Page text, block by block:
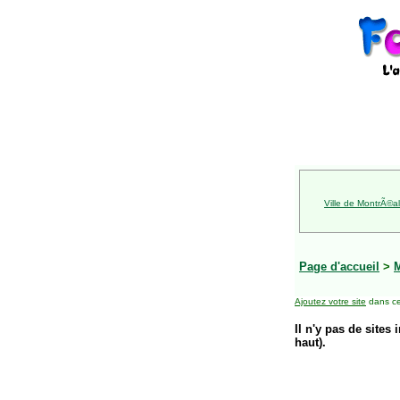
Ville de MontrÃ©al
Page d'accueil >
Ajoutez votre site dans
Il n'y pas de
haut).